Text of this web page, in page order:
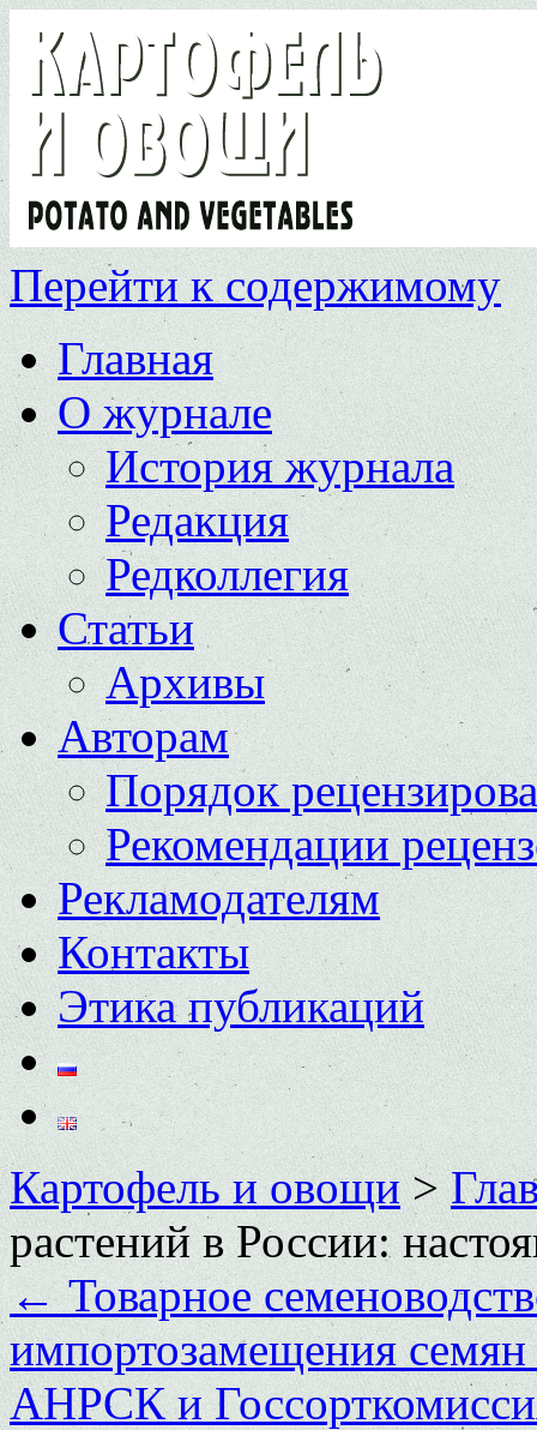
Перейти к содержимому
Главная
О журнале
История журнала
Редакция
Редколлегия
Статьи
Архивы
Авторам
Порядок
Рекомендации
Рекламодателям
Контакты
Этика публикаций
Картофель и овощи>
растений в России:
←Товарное
импортозамещения
АНРСК и